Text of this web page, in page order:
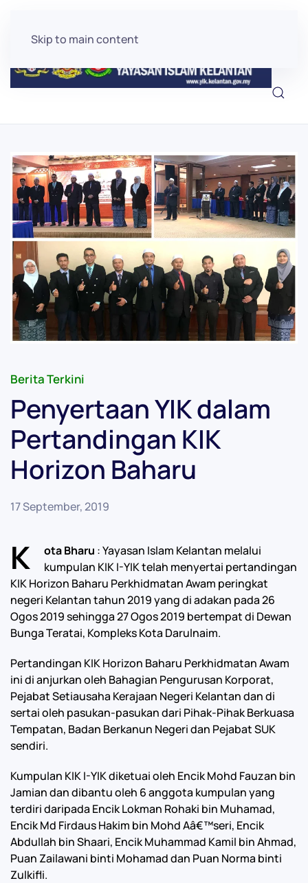
Skip to main content
Berita Terkini
Penyertaan YIK dalam
Pertandingan KIK
Horizon Baharu
17 September, 2019
K ota Bharu : Yayasan Islam Kelantan melalui
kumpulan KIK I-YIK telah menyertai pertandingan
KIK Horizon Baharu Perkhidmatan Awam peringkat
negeri Kelantan tahun 2019 yang di adakan pada 26
Ogos 2019 sehingga 27 Ogos 2019 bertempat di Dewan
Bunga Teratai, Kompleks Kota Darulnaim.
Pertandingan KIK Horizon Baharu Perkhidmatan Awam
ini di anjurkan oleh Bahagian Pengurusan Korporat,
Pejabat Setiausaha Kerajaan Negeri Kelantan dan di
sertai oleh pasukan-pasukan dari Pihak-Pihak Berkuasa
Tempatan, Badan Berkanun Negeri dan Pejabat SUK
sendiri.
Kumpulan KIK I-YIK diketuai oleh Encik Mohd Fauzan bin
Jamian dan dibantu oleh 6 anggota kumpulan yang
terdiri daripada Encik Lokman Rohaki bin Muhamad,
Encik Md Firdaus Hakim bin Mohd Aâ€™seri, Encik
Abdullah bin Shaari, Encik Muhammad Kamil bin Ahmad,
Puan Zailawani binti Mohamad dan Puan Norma binti
Zulkifli.